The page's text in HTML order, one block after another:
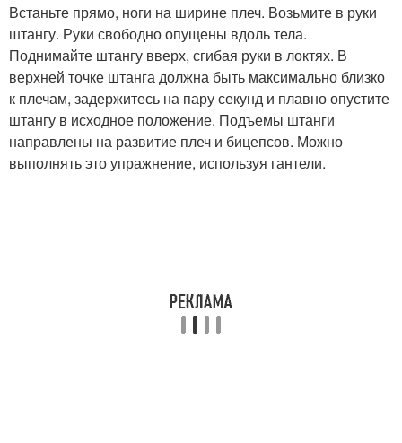
Встаньте прямо, ноги на ширине плеч. Возьмите в руки
штангу. Руки свободно опущены вдоль тела.
Поднимайте штангу вверх, сгибая руки в локтях. В
верхней точке штанга должна быть максимально близко
к плечам, задержитесь на пару секунд и плавно опустите
штангу в исходное положение. Подъемы штанги
направлены на развитие плеч и бицепсов. Можно
выполнять это упражнение, используя гантели.